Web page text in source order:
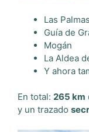
Las
Guía de
Mogán
La Aldea
Y ahora
En total: 265 km
y un trazado